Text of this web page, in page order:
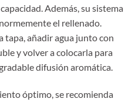
Además, su sistema
el rellenado.
tapa, añadir agua junto con
y volver a colocarla para
difusión aromática.
óptimo, se recomienda